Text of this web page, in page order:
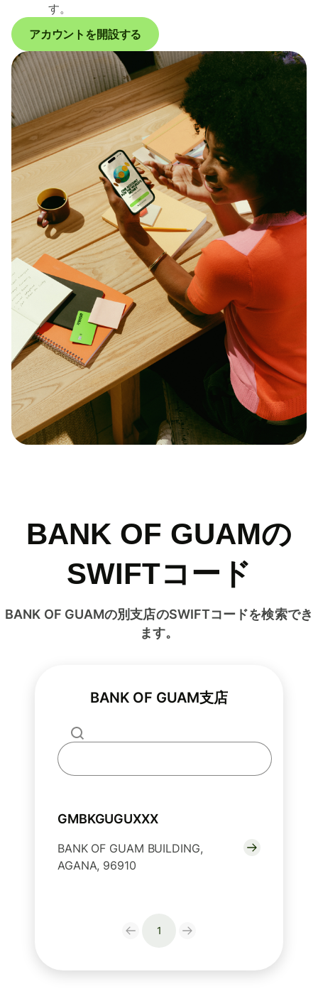
す。
アカウントを開設する
BANK OF GUAMの
SWIFTコード
BANK OF GUAMの別支店のSWIFTコードを検索でき
ます。
BANK OF GUAM支店
GMBKGUGUXXX
BANK OF GUAM BUILDING,
AGANA, 96910
1